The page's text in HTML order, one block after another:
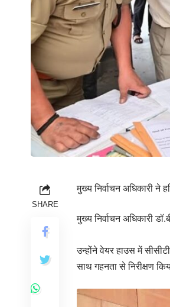
SHARE
मुख्य निर्वाचन अधिकारी ने
मुख्य निर्वाचन अधिकारी
उन्होंने वेयर हाउस में
साथ गहनता से निरीक्षण